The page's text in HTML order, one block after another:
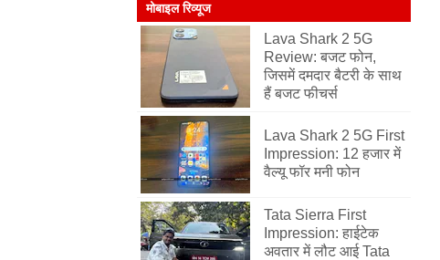
मोबाइल रिव्यूज
Lava Shark 2 5G
Review: बजट फोन,
जिसमें दमदार बैटरी के साथ
हैं बजट फीचर्स
Lava Shark 2 5G First
Impression: 12 हजार में
वैल्यू फॉर मनी फोन
Tata Sierra First
Impression: हाईटेक
अवतार में लौट आई Tata